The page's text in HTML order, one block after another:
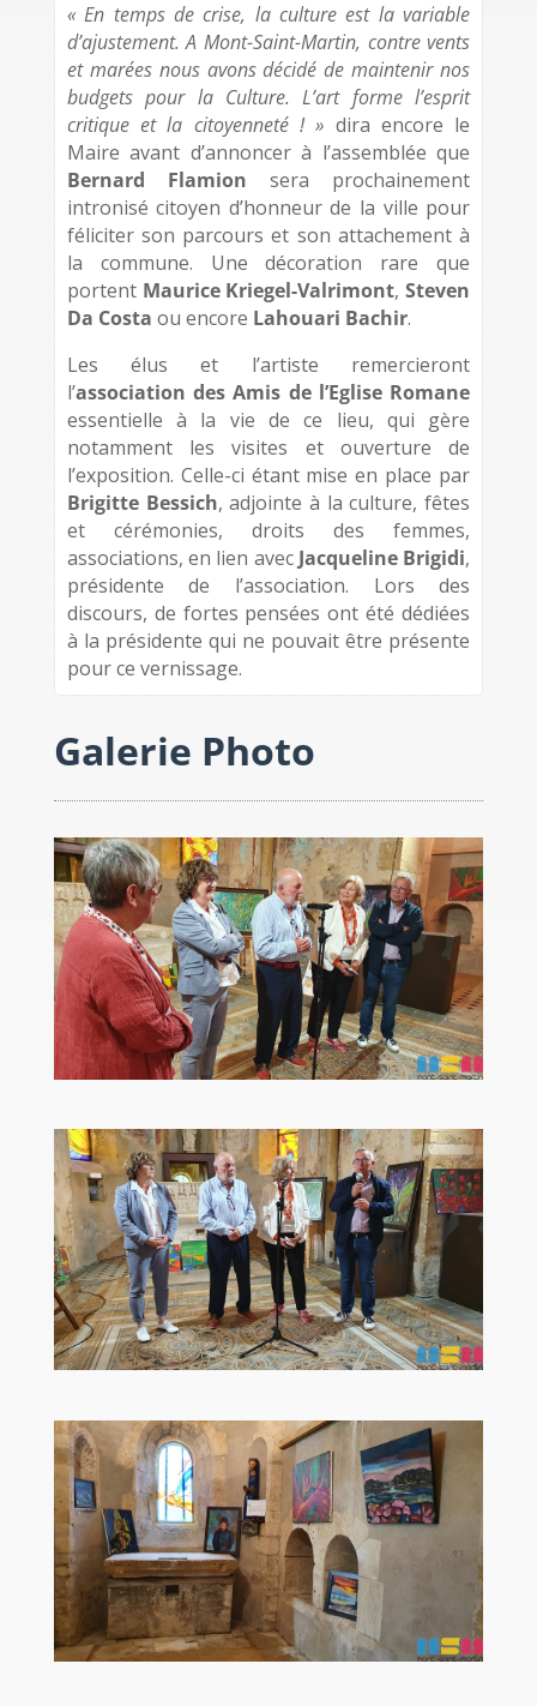
« En temps de crise, la culture est la variable
d’ajustement. A Mont-Saint-Martin, contre vents
et marées nous avons décidé de maintenir nos
budgets pour la Culture. L’art forme l’esprit
critique et la citoyenneté ! » dira encore le
Maire avant d’annoncer à l’assemblée que
Bernard Flamion sera prochainement
intronisé citoyen d’honneur de la ville pour
féliciter son parcours et son attachement à
la commune. Une décoration rare que
portent Maurice Kriegel-Valrimont,Steven
Da Costa ou encore Lahouari Bachir.
Les élus et l’artiste remercieront
l’association des Amis de l’Eglise Romane
essentielle à la vie de ce lieu, qui gère
notamment les visites et ouverture de
l’exposition. Celle-ci étant mise en place par
Brigitte Bessich, adjointe à la culture, fêtes
et cérémonies, droits des femmes,
associations, en lien avec Jacqueline Brigidi,
présidente de l’association. Lors des
discours, de fortes pensées ont été dédiées
à la présidente qui ne pouvait être présente
pour ce vernissage.
Galerie Photo